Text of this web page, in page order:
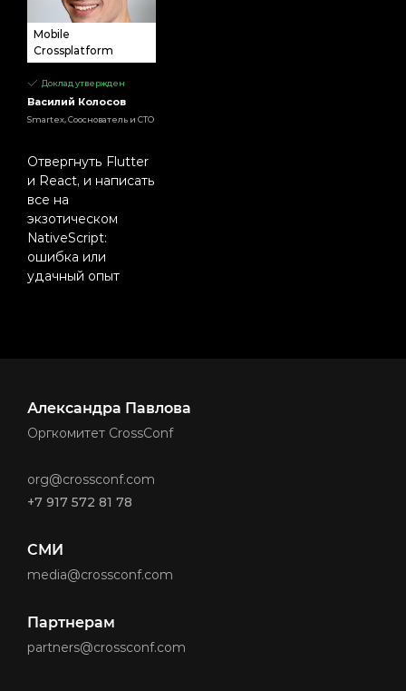
Mobile
Crossplatform
Доклад утвержден
Василий Колосов
Smartex, Сооснователь и CTO
Отвергнуть Flutter
и React, и написать
все на
экзотическом
NativeScript:
ошибка или
удачный опыт
Александра Павлова
Оргкомитет CrossConf
org@crossconf.com
+7 917 572 81 78
СМИ
media@crossconf.com
Партнерам
partners@crossconf.com